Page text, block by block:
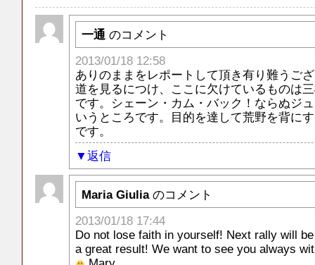
一通 のコメント
2013/01/18 12:58
ありのままをレポートして頂き有り難うご
道を見るにつけ、ここに欠けているものは
です。シェーン・カム・バック！ならぬジ
いうところです。目的を達して荒野を背に
です。
返信
Maria Giulia のコメント
2013/01/18 17:44
Do not lose faith in yourself! Next rally will
a great result! We want to see you always